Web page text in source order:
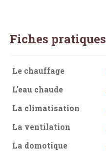
Fiches pratiques
Le chauffage
L'eau chaude
La climatisation
La ventilation
La domotique